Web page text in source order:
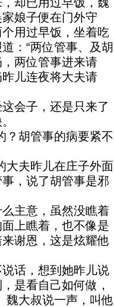
娘子便在门外守
用过早饭，坐着吃
：“两位管事、及胡
两位管事进来请
儿连夜将大夫请
会子，还是只来了
？胡管事的病要紧不
大夫昨儿在庄子外面
，说了胡管事是邪
主意，虽然没瞧着
上瞧着，也不像是
谢恩，这是炫耀他
话，想到她昨儿说
是看自己如何做，
魏大叔说一声，叫他